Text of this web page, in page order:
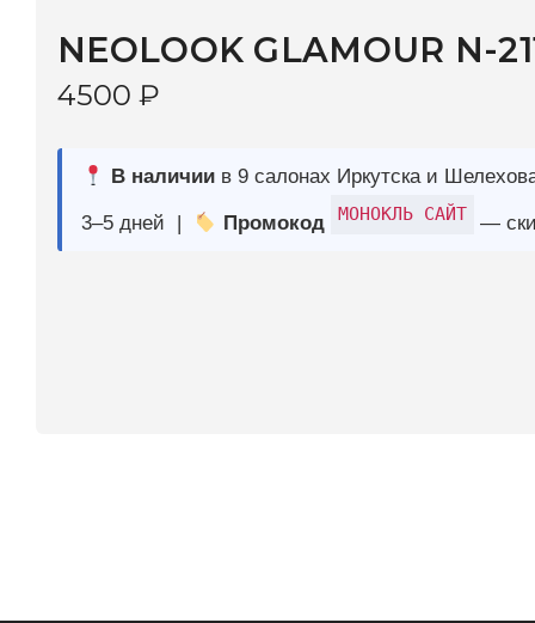
3–5 дней | Промокод — скидка 10%